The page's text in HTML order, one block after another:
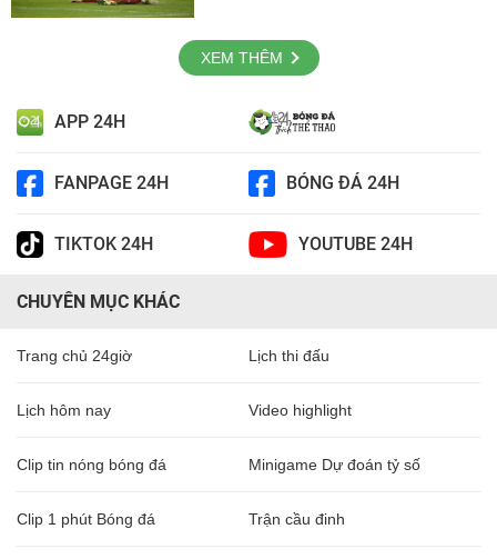
XEM THÊM
APP 24H
FANPAGE 24H BÓNG ĐÁ 24H
TIKTOK 24H YOUTUBE 24H
CHUYÊN MỤC KHÁC
Trang chủ 24giờ Lịch thi đấu
Lịch hôm nay Video highlight
Clip tin nóng bóng đá Minigame Dự đoán tỷ số
Clip 1 phút Bóng đá Trận cầu đinh